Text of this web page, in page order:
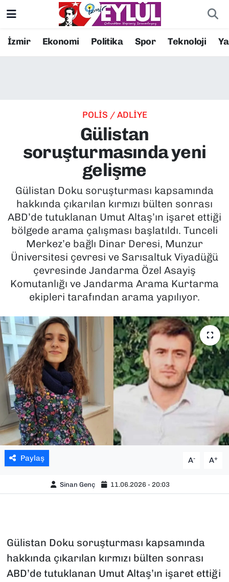
İzmir Ekonomi Politika Spor Teknoloji
POLİS / ADLİYE
Gülistan
soruşturmasında yeni
gelişme
Gülistan Doku soruşturması kapsamında
hakkında çıkarılan kırmızı bülten sonrası
ABD’de tutuklanan Umut Altaş’ın işaret ettiği
bölgede arama çalışması başlatıldı. Tunceli
Merkez’e bağlı Dinar Deresi, Munzur
Üniversitesi çevresi ve Sarısaltuk Viyadüğü
çevresinde Jandarma Özel Asayiş
Komutanlığı ve Jandarma Arama Kurtarma
ekipleri tarafından arama yapılıyor.
Paylaş A- A+
Sinan Genç 11.06.2026 - 20:03
Gülistan Doku soruşturması kapsamında
hakkında çıkarılan kırmızı bülten sonrası
ABD’de tutuklanan Umut Altaş’ın işaret ettiği
Resmi İlanlar
KÜLTÜR SANAT
MAGAZİN
POLİTİKA
SAĞLIK
SPOR
TEKNOLOJİ
YAŞAM
YEREL YÖNETİMLER
Konak Nöbetçi Eczaneler
Süper Lig Puan Durumu ve Fikstür
Tüm Manşetler
Son Dakika Haberleri
Haber Arşivi